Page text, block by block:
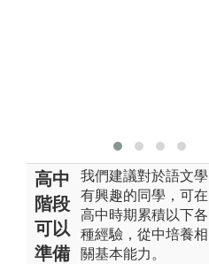
高中
階段
可以
準備
我們建議對於語文學
有興趣的同學，可在
高中時期累積以下各
種經驗，從中培養相
關基本能力。